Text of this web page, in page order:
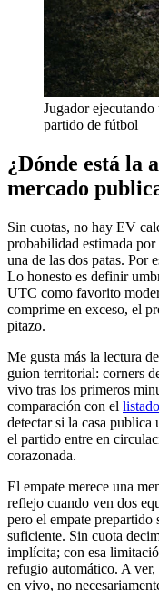
Jugador
partido de fútbol
¿Dónde está la
mercado
Sin cuotas, no hay EV
probabilidad estimada
una de las dos patas. Por
Lo honesto es definir
UTC como favorito
comprime en exceso, el
pitazo.
Me gusta más la lectura
guion territorial: corners
vivo tras los primeros
comparación con el
detectar si la casa publica
el partido entre en
corazonada.
El empate merece una
reflejo cuando ven dos
pero el empate prepartido
suficiente. Sin cuota
implícita; con esa
refugio automático. A
en vivo, no